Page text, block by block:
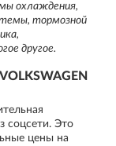
охлаждения,
тормозной
другое.
соцсети. Это
цены на